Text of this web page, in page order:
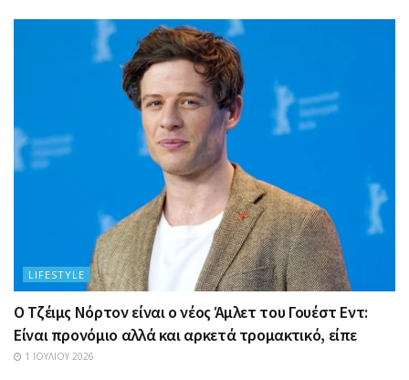
LIFESTYLE
Ο Τζέιμς Νόρτον είναι ο νέος Άμλετ του Γουέστ Εντ:
Είναι προνόμιο αλλά και αρκετά τρομακτικό, είπε
1 ΙΟΥΛΊΟΥ 2026